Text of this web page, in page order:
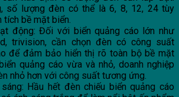
số lượng đèn có thể là 6, 8, 12, 24 tùy
bề mặt biển.
động: Đối với biển quảng cáo lớn như
trivision, cần chọn đèn có công suất
để đảm bảo hiển thị rõ toàn bộ bề mặt
quảng cáo vừa và nhỏ, doanh nghiệp
nhỏ hơn với công suất tương ứng.
Hầu hết đèn chiếu biển quảng cáo